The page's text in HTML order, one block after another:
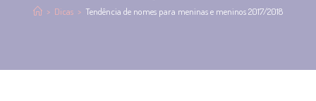
> Dicas > Tendência de nomes para meninas e meninos 2017/2018